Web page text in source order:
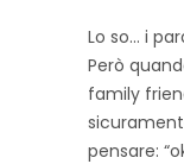
Lo so… i
Però
family
pensare: